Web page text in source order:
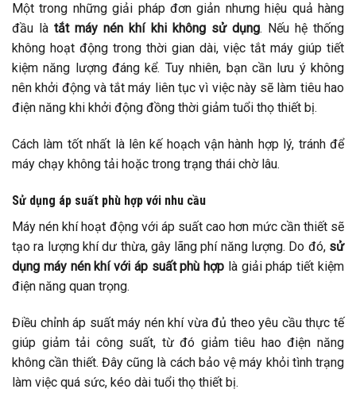
Một trong những giải pháp đơn giản nhưng hiệu quả hàng
đầu làtắt máy nén khí khi không sử dụng. Nếu hệ thống
không hoạt động trong thời gian dài, việc tắt máy giúp tiết
kiệm năng lượng đáng kể. Tuy nhiên, bạn cần lưu ý không
nên khởi động và tắt máy liên tục vì việc này sẽ làm tiêu hao
điện năng khi khởi động đồng thời giảm tuổi thọ thiết bị.
Cách làm tốt nhất là lên kế hoạch vận hành hợp lý, tránh để
máy chạy không tải hoặc trong trạng thái chờ lâu.
Sử dụng áp suất phù hợp với nhu cầu
Máy nén khí hoạt động với áp suất cao hơn mức cần thiết sẽ
tạo ra lượng khí dư thừa, gây lãng phí năng lượng. Do đó, sử
dụng máy nén khí với áp suất phù hợp là giải pháp tiết kiệm
điện năng quan trọng.
Điều chỉnh áp suất máy nén khí vừa đủ theo yêu cầu thực tế
giúp giảm tải công suất, từ đó giảm tiêu hao điện năng
không cần thiết. Đây cũng là cách bảo vệ máy khỏi tình trạng
làm việc quá sức, kéo dài tuổi thọ thiết bị.